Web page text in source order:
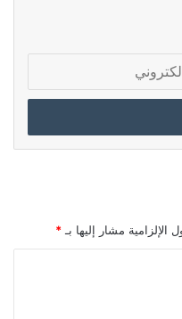
الإلزامية مشار إليها بـ *